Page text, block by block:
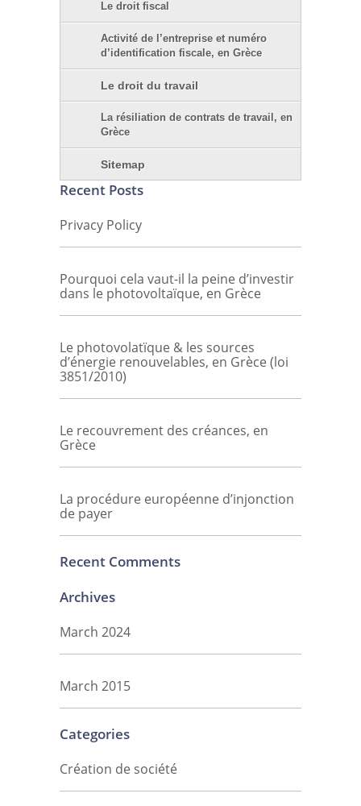
Le droit fiscal
Activité de l’entreprise et numéro
d’identification fiscale, en Grèce
Le droit du travail
La résiliation de contrats de travail, en
Grèce
Sitemap
Recent Posts
Privacy Policy
Pourquoi cela vaut-il la peine d’investir
dans le photovoltaïque, en Grèce
Le photovolatïque & les sources
d’énergie renouvelables, en Grèce (loi
3851/2010)
Le recouvrement des créances, en
Grèce
La procédure européenne d’injonction
de payer
Recent Comments
Archives
March 2024
March 2015
Categories
Création de société